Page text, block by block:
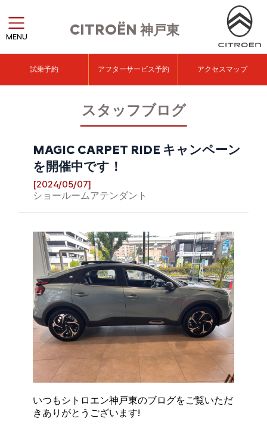
CITROËN神戸東
MENU
試乗予約 アフターサービス予約 アクセスマップ
スタッフブログ
MAGIC CARPET RIDE キャンペーン
を開催中です！
[2024/05/07]
ショールームアテンダント
いつもシトロエン神戸東のブログをご覧いただ
きありがとうございます!